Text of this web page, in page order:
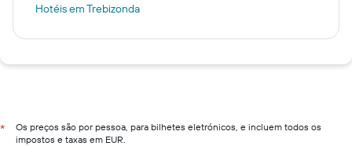
Hotéis em Trebizonda
*
Os preços são por pessoa, para bilhetes eletrónicos, e incluem todos os
impostos e taxas em EUR.